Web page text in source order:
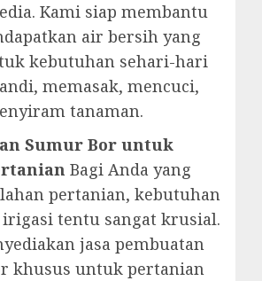
Kami siap membantu
air bersih yang
kebutuhan sehari-hari
memasak, mencuci,
tanaman.
Sumur Bor untuk
Bagi Anda yang
pertanian, kebutuhan
tentu sangat krusial.
jasa pembuatan
khusus untuk pertanian